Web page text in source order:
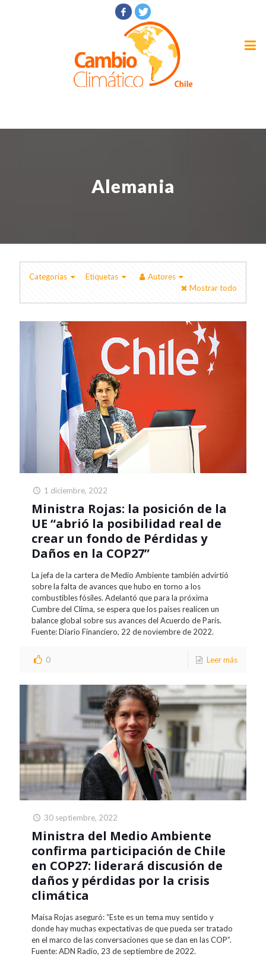
Alemania
Categorías Etiquetas
Autores
Mostrar todo
1 diciembre, 2022
Ministra Rojas: la posición de la
UE “abrió la posibilidad real de
crear un fondo de Pérdidas y
Daños en la COP27”
La jefa de la cartera de Medio Ambiente también advirtió
sobre la falta de avances que hubo en torno a los
combustibles fósiles. Adelantó que para la próxima
Cumbre del Clima, se espera que los países realicen un
balance global sobre sus avances del Acuerdo de París.
Fuente: Diario Financiero, 22 de noviembre de 2022.
0 Leer más
30 septiembre, 2022
Ministra del Medio Ambiente
confirma participación de Chile
en COP27: liderará discusión de
daños y pérdidas por la crisis
climática
Maisa Rojas aseguró: “Este es un tema muy sentido y
donde hay muchas expectativas de que pueda ser tratado
en el marco de las conversaciones que se dan en las COP”.
Fuente: ADN Radio, 23 de septiembre de 2022.